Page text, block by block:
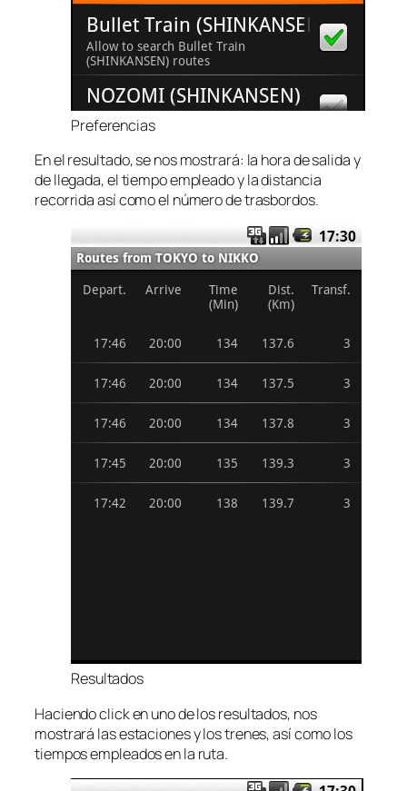
Preferencias
En el resultado, se nos mostrará: la hora de salida y
de llegada, el tiempo empleado y la distancia
recorrida así como el número de trasbordos.
Resultados
Haciendo click en uno de los resultados, nos
mostrará las estaciones y los trenes, así como los
tiempos empleados en la ruta.